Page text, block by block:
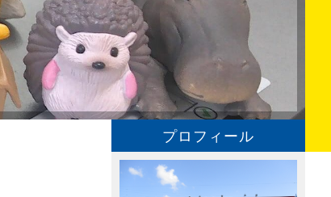
プロフィール